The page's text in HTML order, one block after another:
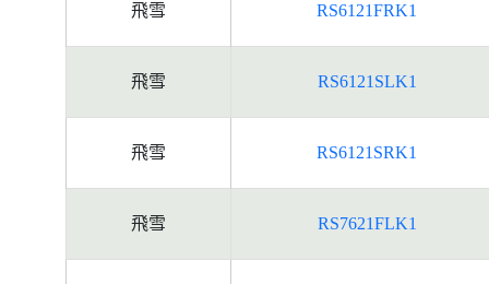
飛雪 RS6121FRK1
飛雪 RS6121SLK1
飛雪 RS6121SRK1
飛雪 RS7621FLK1